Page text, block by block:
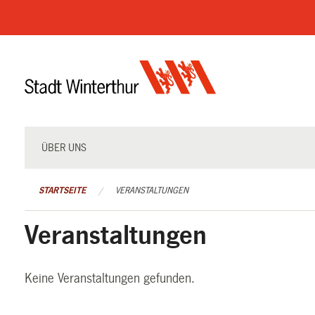
überspringen
ÜBER UNS
STARTSEITE VERANSTALTUNGEN
Veranstaltungen
Keine Veranstaltungen gefunden.